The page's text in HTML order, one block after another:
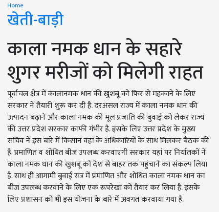
Home
खेती-बाड़ी
काला नमक धान के सहारे
शुगर मरीजों को मिलेगी राहत
पूर्वाचल क्षेत्र में कालानमक धान की खुशबू को फिर से महकाने के लिए
सरकार ने तैयारी शुरू कर दी है. दरअसल राज्य में काला नमक धान की
उत्पादन बढ़ाने और काला नमक की मूल प्रजाति की बुवाई को लेकर राज्य
की उत्तर प्रदेश सरकार काफी गंभीर है. इसके लिए उत्तर प्रदेश के मुख्य
सचिव ने इस बारे में किसान वहां के अधिकारियों के साथ मिलकर बैठक की
है. प्रमाणित व शोधित बीज उपलब्ध करवाएगी सरकार यहां पर निर्यातकों ने
काला नमक धान की खुशबू को देश से बाहर तक पहुंचाने का संकल्प लिया
है. साथ ही आगामी बुवाई सत्र में प्रमाणित और शोधित काला नमक धान का
बीज उपलब्ध करवाने के लिए एक रूपरेखा को तैयार कर लिया है. इसके
लिए प्रशासन को भी इस योजना के बारे में अवगत करवाया गया है.